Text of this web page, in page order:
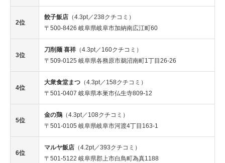
2位
餃子飯店 （4.3pt／238クチコミ）
〒500-8426 岐阜県岐阜市加納南広江町60
3位
刀削麺 喜祥 （4.3pt／160クチコミ）
〒509-0125 岐阜県各務原市鵜沼南町1丁目26-26
4位
大衆食堂まつ （4.3pt／158クチコミ）
〒501-0407 岐阜県本巣市仏生寺809-12
5位
金の鶏 （4.3pt／108クチコミ）
〒501-0105 岐阜県岐阜市河渡4丁目163-1
6位
マルヤ飯店 （4.2pt／393クチコミ）
〒501-5122 岐阜県郡上市白鳥町為真1188